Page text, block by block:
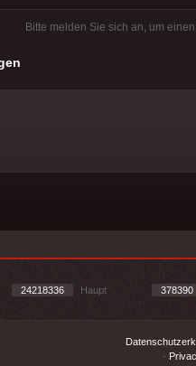
Bitte melden Sie sich an, um
24218336 Haupt 378390
-